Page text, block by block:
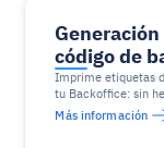
código de
Imprime etiquetas
tu Backoffice: sin
Más información